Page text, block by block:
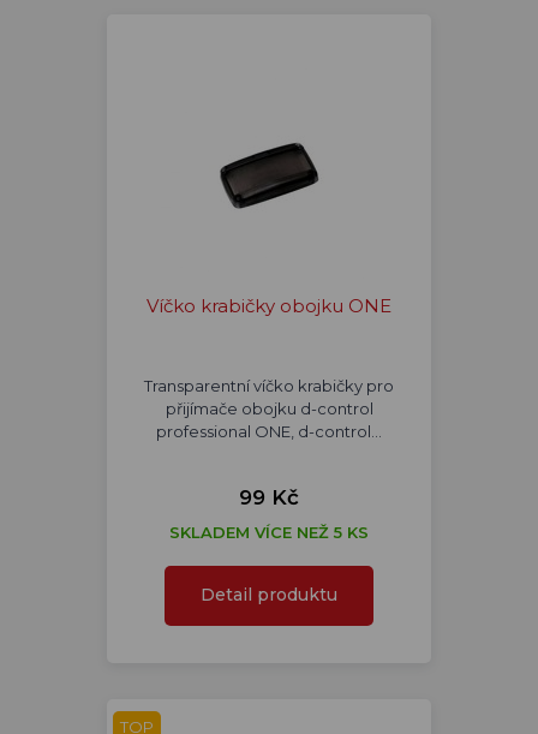
Víčko krabičky obojku ONE
Transparentní víčko krabičky pro
přijímače obojku d-control
professional ONE, d-control…
99 Kč
SKLADEM VÍCE NEŽ 5 KS
Detail produktu
TOP